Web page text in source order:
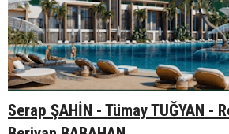
Serap ŞAHİN - Tümay TUĞYAN -